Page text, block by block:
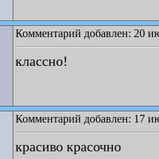
Комментарий добавлен: 20
классно!
Комментарий добавлен: 17
красиво красочно